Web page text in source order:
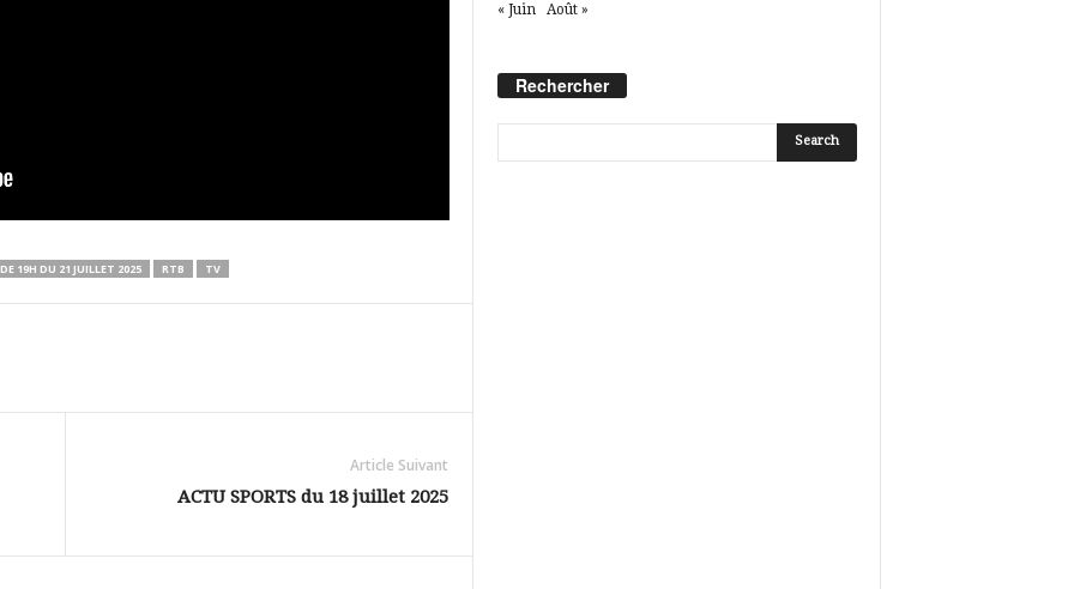
19H DU 21 JUILLET 2025 RTB TV
Article Suivant
ACTU SPORTS du 18 juillet 2025
« Juin Août »
Rechercher